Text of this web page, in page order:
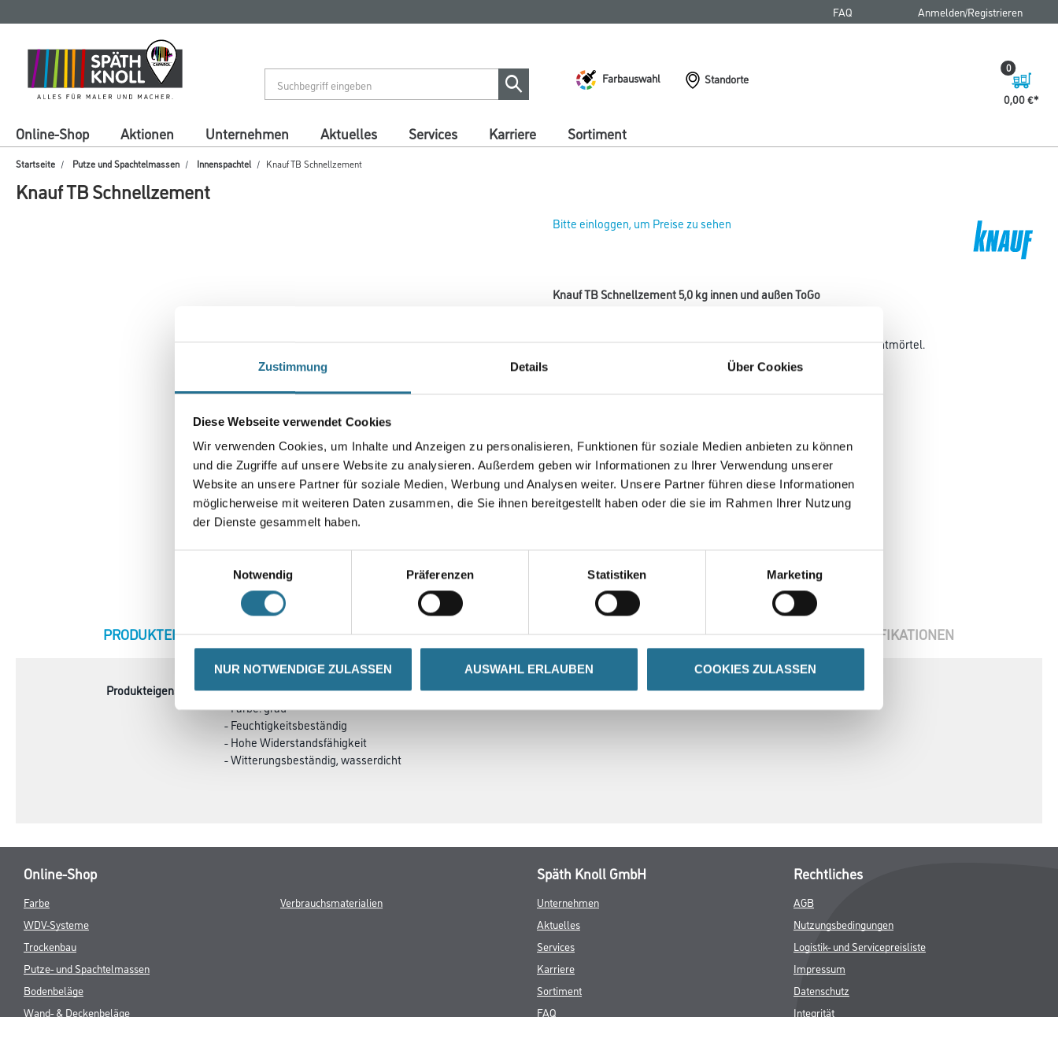
Zustimmung Details Über Cookies
Diese Webseite verwendet Cookies
Wir verwenden Cookies, um Inhalte und Anzeigen zu personalisieren, Funktionen für soziale Medien anbieten zu können
und die Zugriffe auf unsere Website zu analysieren. Außerdem geben wir Informationen zu Ihrer Verwendung unserer
Website an unsere Partner für soziale Medien, Werbung und Analysen weiter. Unsere Partner führen diese Informationen
möglicherweise mit weiteren Daten zusammen, die Sie ihnen bereitgestellt haben oder die sie im Rahmen Ihrer Nutzung
der Dienste gesammelt haben.
Notwendig
Präferenzen Statistiken Marketing
NUR NOTWENDIGE ZULASSEN AUSWAHL ERLAUBEN COOKIES ZULASSEN
springen
springen
FAQ Anmelden/Registrieren
Farbauswahl
Standorte
0,00 €
0
Online-Shop Aktionen Unternehmen Aktuelles Services Karriere Sortiment
Startseite Putze und Spachtelmassen Innenspachtel Knauf TB Schnellzement
Knauf TB Schnellzement
Bitte einloggen, um Preise zu sehen
Knauf TB Schnellzement 5,0 kg innen und außen ToGo
Knauf Schnellzement ist ein besonders schnell erhärtender Zementmörtel.
Umrechnungsfaktoren
CURRENT
PRODUKTEIGENSCHAFTEN ZUSATZINFOS GEFAHRENHINWEISE DATENBLÄTTER SPEZIFIKATIONEN
Produkteigenschaft
- Ca. 3-6 Minuten Abbindezeit
- Farbe: grau
- Feuchtigkeitsbeständig
- Hohe Widerstandsfähigkeit
- Witterungsbeständig, wasserdicht
Online-Shop
Farbe
WDV-Systeme
Trockenbau
Putze- und Spachtelmassen
Bodenbeläge
Wand- & Deckenbeläge
Verbrauchsmaterialien
Späth Knoll GmbH
Unternehmen
Aktuelles
Services
Karriere
Sortiment
FAQ
Rechtliches
AGB
Nutzungsbedingungen
Logistik- und Servicepreisliste
Impressum
Datenschutz
Integrität